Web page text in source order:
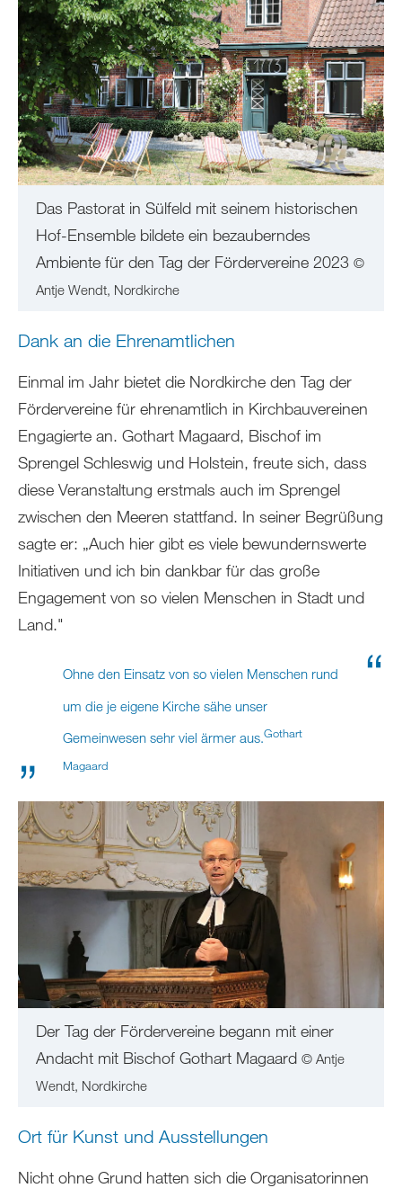
Das Pastorat in Sülfeld mit seinem historischen
Hof-Ensemble bildete ein bezauberndes
Ambiente für den Tag der Fördervereine 2023 ©
Antje Wendt, Nordkirche
Dank an die Ehrenamtlichen
Einmal im Jahr bietet die Nordkirche den Tag der
Fördervereine für ehrenamtlich in Kirchbauvereinen
Engagierte an. Gothart Magaard, Bischof im
Sprengel Schleswig und Holstein, freute sich, dass
diese Veranstaltung erstmals auch im Sprengel
zwischen den Meeren stattfand. In seiner Begrüßung
sagte er: „Auch hier gibt es viele bewundernswerte
Initiativen und ich bin dankbar für das große
Engagement von so vielen Menschen in Stadt und
Land."
Ohne den Einsatz von so vielen Menschen rund
um die je eigene Kirche sähe unser
Gemeinwesen sehr viel ärmer aus.Gothart
Magaard
Der Tag der Fördervereine begann mit einer
Andacht mit Bischof Gothart Magaard © Antje
Wendt, Nordkirche
Ort für Kunst und Ausstellungen
Nicht ohne Grund hatten sich die Organisatorinnen